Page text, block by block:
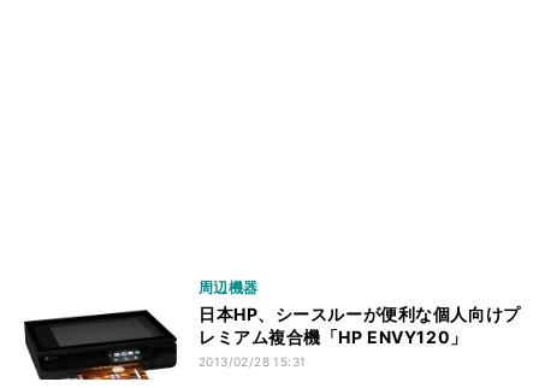
周辺機器
日本HP、シースルーが便利な個人向けプ
レミアム複合機「HP ENVY120」
2013/02/28 15:31